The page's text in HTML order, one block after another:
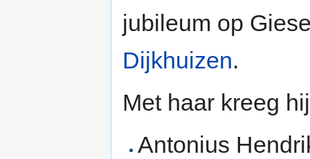
jubileum op
Dijkhuizen.
Met haar kreeg
Antonius